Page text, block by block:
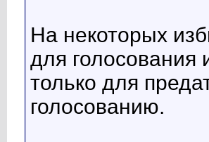
На некоторых
для голосования
только для
голосованию.